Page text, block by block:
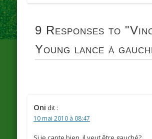
9 Responses to
Young lance à
Oni dit :
10 mai 2010 à 08:47